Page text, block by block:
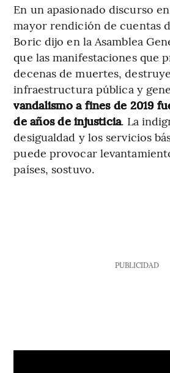
En un apasionado discurso
mayor rendición de cuentas
Boric dijo en la Asamblea
que las manifestaciones que
decenas de muertes,
infraestructura pública y
vandalismo a fines de 2019
de años de injusticia. La
desigualdad y los servicios
puede provocar
países, sostuvo.
PUBLICIDAD